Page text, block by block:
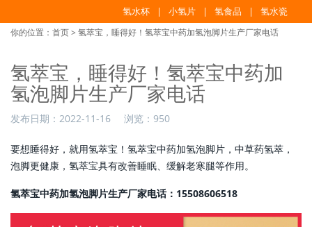
氢水杯 小氢片 氢食品 氢水瓷
你的位置： 首页> 氢萃宝，睡得好！氢萃宝中药加氢泡脚片生产厂家电话
氢萃宝，睡得好！氢萃宝中药加
氢泡脚片生产厂家电话
发布日期： 2022-11-16 浏览： 950
要想睡得好，就用氢萃宝！氢萃宝中药加氢泡脚片，中草药氢萃，
泡脚更健康，氢萃宝具有改善睡眠、缓解老寒腿等作用。
氢萃宝中药加氢泡脚片生产厂家电话：15508606518